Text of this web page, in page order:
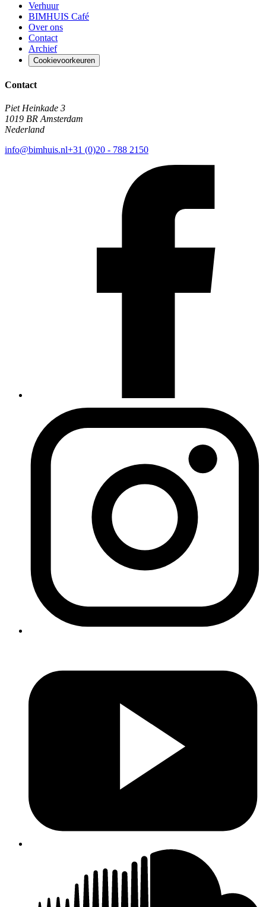
Verhuur
BIMHUIS Café
Over ons
Contact
Archief
Cookievoorkeuren
Contact
Piet Heinkade 3
1019 BR Amsterdam
Nederland
info@bimhuis.nl+31 (0)20 - 788 2150